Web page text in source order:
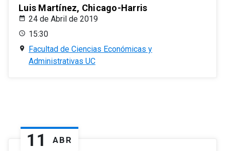
Luis Martínez, Chicago-Harris
24 de Abril de 2019
15:30
Facultad de Ciencias Económicas y
Administrativas UC
11 ABR